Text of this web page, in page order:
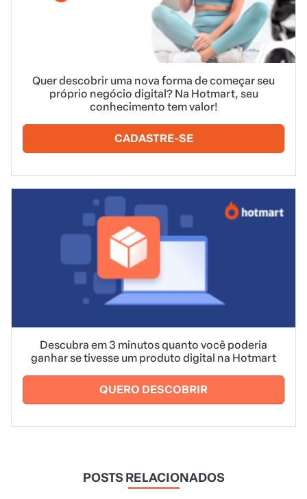
Quer descobrir uma nova forma de começar seu
próprio negócio digital? Na Hotmart, seu
conhecimento tem valor!
CADASTRE-SE
Descubra em 3 minutos quanto você poderia
ganhar se tivesse um produto digital na Hotmart
QUERO DESCOBRIR
POSTS RELACIONADOS